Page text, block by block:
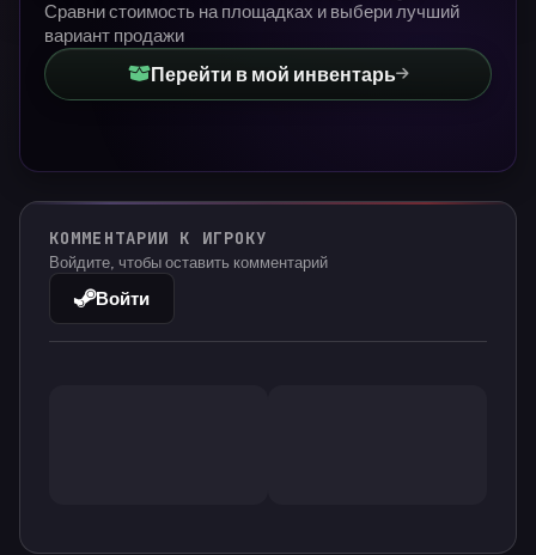
Сравни стоимость на площадках и выбери лучший
вариант продажи
Перейти в мой инвентарь
КОММЕНТАРИИ К ИГРОКУ
Войдите, чтобы оставить комментарий
Войти